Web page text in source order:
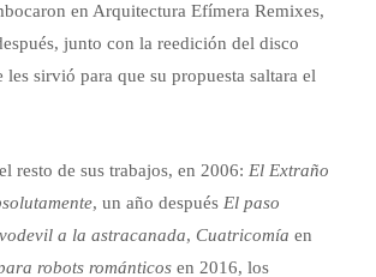
en Arquitectura Efímera Remixes,
junto con la reedición del disco
les sirvió para que su propuesta saltara el
resto de sus trabajos, en 2006:El Extraño
, un año despuésEl paso
a la astracanada, Cuatricomía en
robots románticos en 2016, los